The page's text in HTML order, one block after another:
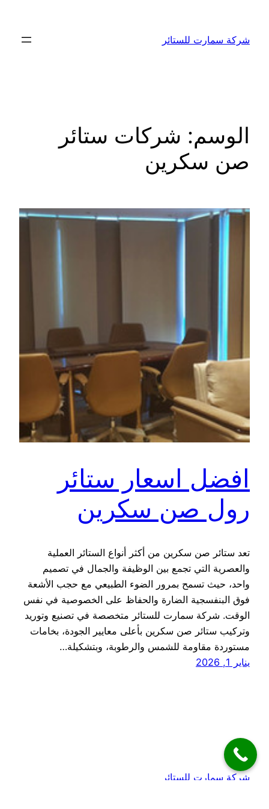
المحتوى
شركة سمارت للستائر
الوسم: شركات ستائر
صن سكرين
افضل اسعار ستائر
رول صن سكرين
تعد ستائر صن سكرين من أكثر أنواع الستائر العملية
والعصرية التي تجمع بين الوظيفة والجمال في تصميم
واحد، حيث تسمح بمرور الضوء الطبيعي مع حجب الأشعة
فوق البنفسجية الضارة والحفاظ على الخصوصية في نفس
الوقت. شركة سمارت للستائر متخصصة في تصنيع وتوريد
وتركيب ستائر صن سكرين بأعلى معايير الجودة، بخامات
مستوردة مقاومة للشمس والرطوبة، وبتشكيلة…
يناير 1, 2026
شركة سمارت للستائر